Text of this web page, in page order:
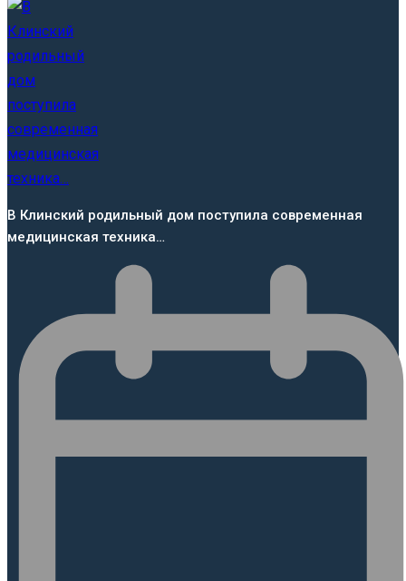
В Клинский родильный дом поступила современная
медицинская техника…